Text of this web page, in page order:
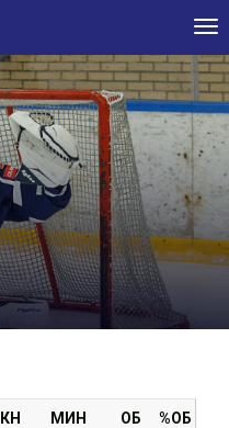
КН МИН ОБ %ОБ